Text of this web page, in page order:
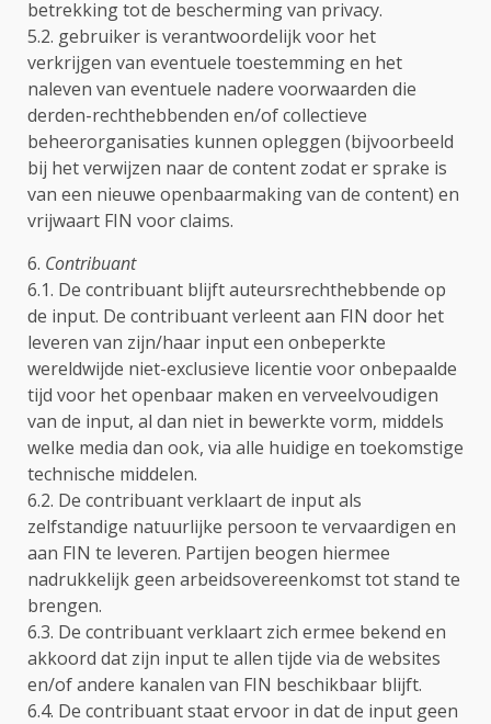
betrekking tot de bescherming van privacy.
5.2. gebruiker is verantwoordelijk voor het
verkrijgen van eventuele toestemming en het
naleven van eventuele nadere voorwaarden die
derden-rechthebbenden en/of collectieve
beheerorganisaties kunnen opleggen (bijvoorbeeld
bij het verwijzen naar de content zodat er sprake is
van een nieuwe openbaarmaking van de content) en
vrijwaart FIN voor claims.
6. Contribuant
6.1. De contribuant blijft auteursrechthebbende op
de input. De contribuant verleent aan FIN door het
leveren van zijn/haar input een onbeperkte
wereldwijde niet-exclusieve licentie voor onbepaalde
tijd voor het openbaar maken en verveelvoudigen
van de input, al dan niet in bewerkte vorm, middels
welke media dan ook, via alle huidige en toekomstige
technische middelen.
6.2. De contribuant verklaart de input als
zelfstandige natuurlijke persoon te vervaardigen en
aan FIN te leveren. Partijen beogen hiermee
nadrukkelijk geen arbeidsovereenkomst tot stand te
brengen.
6.3. De contribuant verklaart zich ermee bekend en
akkoord dat zijn input te allen tijde via de websites
en/of andere kanalen van FIN beschikbaar blijft.
6.4. De contribuant staat ervoor in dat de input geen